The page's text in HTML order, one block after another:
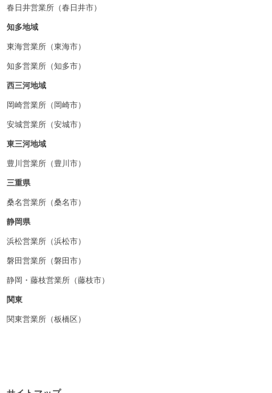
春日井営業所（春日井市）
知多地域
東海営業所（東海市）
知多営業所（知多市）
西三河地域
岡崎営業所（岡崎市）
安城営業所（安城市）
東三河地域
豊川営業所（豊川市）
三重県
桑名営業所（桑名市）
静岡県
浜松営業所（浜松市）
磐田営業所（磐田市）
静岡・藤枝営業所（藤枝市）
関東
関東営業所（板橋区）